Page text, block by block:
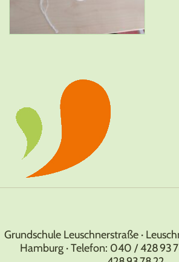
Grundschule Leuschnerstraße ·
Hamburg · Telefon: 040 / 428 93